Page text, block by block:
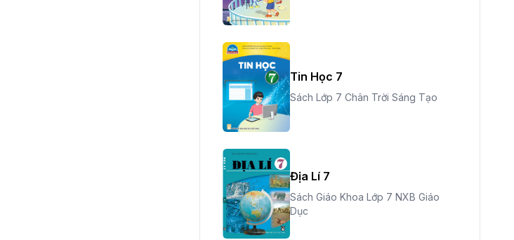
Tin Học 7
Sách Lớp 7 Chân Trời Sáng Tạo
Địa Lí 7
Sách Giáo Khoa Lớp 7 NXB Giáo
Dục